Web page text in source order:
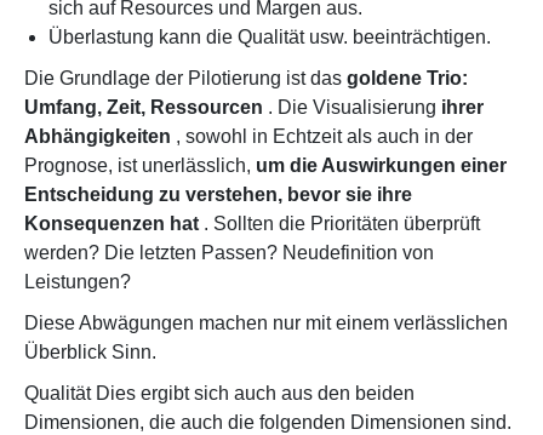
sich auf Resources und Margen aus.
Überlastung kann die Qualität usw. beeinträchtigen.
Die Grundlage der Pilotierung ist das goldene Trio:
Umfang, Zeit, Ressourcen . Die Visualisierung ihrer
Abhängigkeiten , sowohl in Echtzeit als auch in der
Prognose, ist unerlässlich, um die Auswirkungen einer
Entscheidung zu verstehen, bevor sie ihre
Konsequenzen hat . Sollten die Prioritäten überprüft
werden? Die letzten Passen? Neudefinition von
Leistungen?
Diese Abwägungen machen nur mit einem verlässlichen
Überblick Sinn.
Qualität Dies ergibt sich auch aus den beiden
Dimensionen, die auch die folgenden Dimensionen sind.